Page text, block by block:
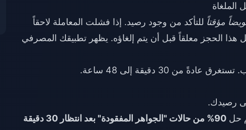
الملغاة
مؤقتاً للتأكد من وجود رصيد. إذا فشلت المعاملة لاحقاً
هذا الحجز معلقاً قبل أن يتم إلغاؤه. يظهر تطبيقك المصرفي
من 30 دقيقة إلى 48 ساعة.
رصيدك.
90% من حالات "الجواهر المفقودة" بعد انتظار 30 دقيقة